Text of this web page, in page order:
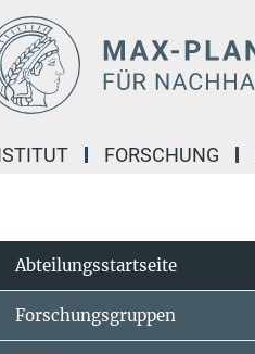
FORSCHUNG
Abteilungsstartseite
Forschungsgruppen